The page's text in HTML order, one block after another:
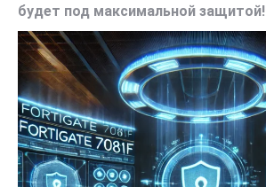
будет под максимальной защитой!